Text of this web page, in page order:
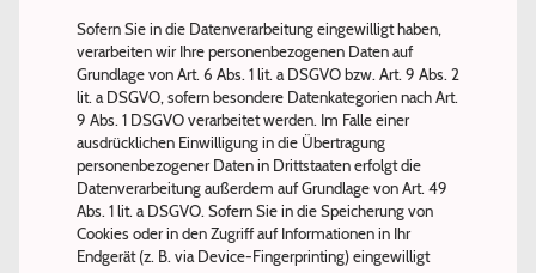
Sofern Sie in die Datenverarbeitung eingewilligt haben,
verarbeiten wir Ihre personenbezogenen Daten auf
Grundlage von Art. 6 Abs. 1 lit. a DSGVO bzw. Art. 9 Abs. 2
lit. a DSGVO, sofern besondere Datenkategorien nach Art.
9 Abs. 1 DSGVO verarbeitet werden. Im Falle einer
ausdrücklichen Einwilligung in die Übertragung
personenbezogener Daten in Drittstaaten erfolgt die
Datenverarbeitung außerdem auf Grundlage von Art. 49
Abs. 1 lit. a DSGVO. Sofern Sie in die Speicherung von
Cookies oder in den Zugriff auf Informationen in Ihr
Endgerät (z. B. via Device-Fingerprinting) eingewilligt